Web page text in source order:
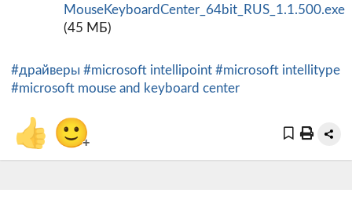
MouseKeyboardCenter_64bit_RUS_1.1.500.exe
(45 МБ)
#драйверы #microsoft intellipoint #microsoft intellitype
#microsoft mouse and keyboard center
👍 🙂+